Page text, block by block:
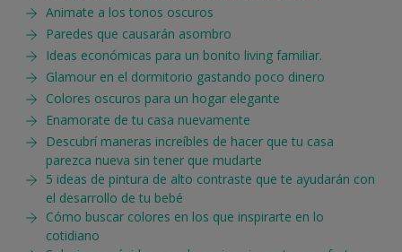
Animate a los tonos oscuros
Paredes que causarán asombro
Ideas económicas para un bonito living familiar.
Glamour en el dormitorio gastando poco dinero
Colores oscuros para un hogar elegante
Enamorate de tu casa nuevamente
Descubrí maneras increíbles de hacer que tu casa
parezca nueva sin tener que mudarte
5 ideas de pintura de alto contraste que te ayudarán con
el desarrollo de tu bebé
Cómo buscar colores en los que inspirarte en lo
cotidiano